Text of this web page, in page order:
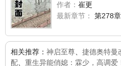
作者： 崔更
最新章节：
第278
相关推荐： 神启至尊 捷德奥特曼
配
重生异能俏媳：霖少，高调爱